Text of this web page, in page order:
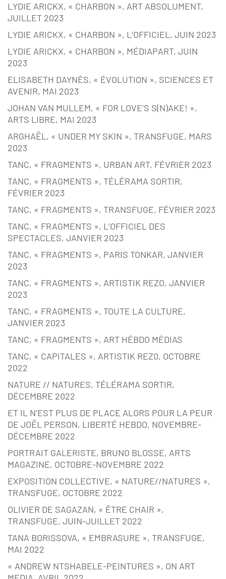
LYDIE ARICKX, « CHARBON », ART ABSOLUMENT,
JUILLET 2023
LYDIE ARICKX, « CHARBON », L’OFFICIEL, JUIN 2023
LYDIE ARICKX, « CHARBON », MÉDIAPART, JUIN
2023
ELISABETH DAYNÈS, « ÉVOLUTION », SCIENCES ET
AVENIR, MAI 2023
JOHAN VAN MULLEM, « FOR LOVE’S S(N)AKE! »,
ARTS LIBRE, MAI 2023
ARGHAËL, « UNDER MY SKIN », TRANSFUGE, MARS
2023
TANC, « FRAGMENTS », URBAN ART, FÉVRIER 2023
TANC, « FRAGMENTS », TÉLÉRAMA SORTIR,
FÉVRIER 2023
TANC, « FRAGMENTS », TRANSFUGE, FÉVRIER 2023
TANC, « FRAGMENTS », L’OFFICIEL DES
SPECTACLES, JANVIER 2023
TANC, « FRAGMENTS », PARIS TONKAR, JANVIER
2023
TANC, « FRAGMENTS », ARTISTIK REZO, JANVIER
2023
TANC, « FRAGMENTS », TOUTE LA CULTURE,
JANVIER 2023
TANC, « FRAGMENTS », ART HÉBDO MÉDIAS
TANC, « CAPITALES », ARTISTIK REZ0, OCTOBRE
2022
NATURE // NATURES, TÉLÉRAMA SORTIR,
DÉCEMBRE 2022
ET IL N’EST PLUS DE PLACE ALORS POUR LA PEUR
DE JOËL PERSON, LIBERTÉ HEBDO, NOVEMBRE-
DÉCEMBRE 2022
PORTRAIT GALERISTE, BRUNO BLOSSE, ARTS
MAGAZINE, OCTOBRE-NOVEMBRE 2022
EXPOSITION COLLECTIVE, « NATURE//NATURES »,
TRANSFUGE, OCTOBRE 2022
OLIVIER DE SAGAZAN, « ÊTRE CHAIR »,
TRANSFUGE, JUIN-JUILLET 2022
TANA BORISSOVA, « EMBRASURE », TRANSFUGE,
MAI 2022
« ANDREW NTSHABELE-PEINTURES », ON ART